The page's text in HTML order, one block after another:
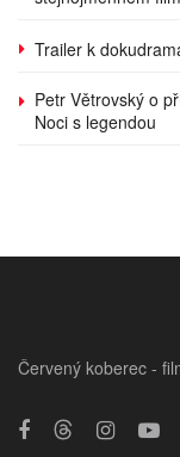
Trailer k
Petr Větrovský o
Noci s legendou
Červený koberec -